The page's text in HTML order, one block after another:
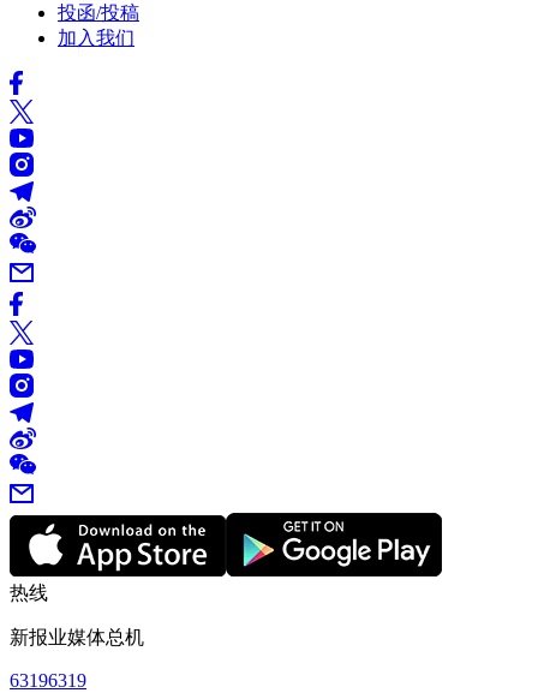
投函/投稿
加入我们
热线
新报业媒体总机
63196319